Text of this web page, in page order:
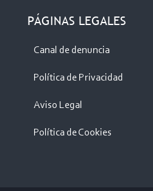
PÁGINAS LEGALES
Canal de denuncia
Política de Privacidad
Aviso Legal
Política de Cookies